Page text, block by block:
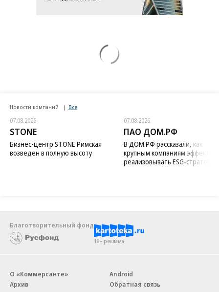
Новости компаний Все
07.08.2026
STONE
Бизнес-центр STONE Римская
возведен в полную высоту
07.08.2026
ПАО ДОМ.РФ
В ДОМ.РФ рассказали, как
крупным компаниям
реализовывать ESG-стратегию
Благотворительный фонд
18+ реклама
О «Коммерсанте»
Архив
Android
Обратная связь